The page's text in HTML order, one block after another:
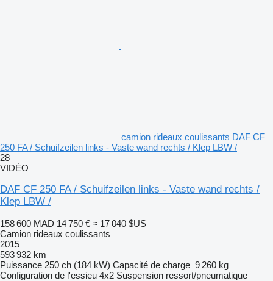
camion rideaux coulissants DAF CF
250 FA / Schuifzeilen links - Vaste wand rechts / Klep LBW /
28
VIDÉO
DAF CF 250 FA / Schuifzeilen links - Vaste wand rechts /
Klep LBW /
158 600 MAD 14 750 € ≈ 17 040 $US
Camion rideaux coulissants
2015
593 932 km
Puissance 250 ch (184 kW) Capacité de charge 9 260 kg
Configuration de l'essieu 4x2 Suspension ressort/pneumatique